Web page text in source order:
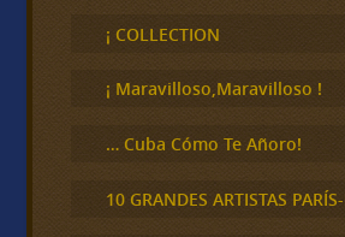
c
a
¡ COLLECTION
¡ Maravilloso,Maravilloso !
… Cuba Cómo Te Añoro!
10 GRANDES ARTISTAS